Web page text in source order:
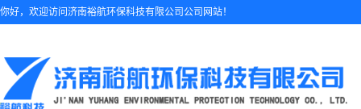
你好，欢迎访问济南裕航环保科技有限公司公司网站！